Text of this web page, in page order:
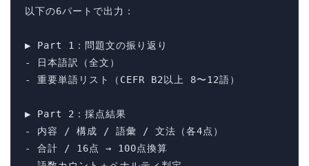
以下の6パートで出力：
▶ Part 1：問題文の振り返り
- 日本語訳（全文）
- 重要単語リスト（CEFR B2以上 8〜12語）
▶ Part 2：採点結果
- 内容 / 構成 / 語彙 / 文法（各4点）
- 合計 / 16点 → 100点換算